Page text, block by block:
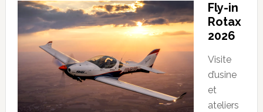
Fly-in
Rotax
2026
Visite
d’usine
et
ateliers